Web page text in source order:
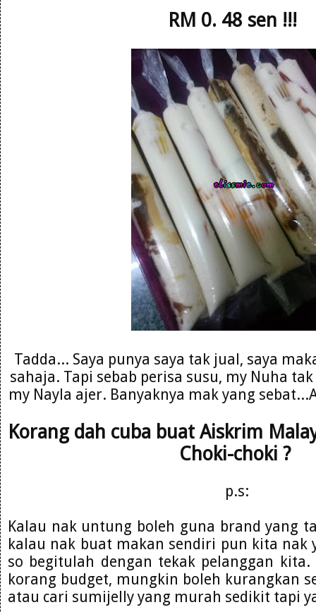
RM 0. 48 sen !!!
Tadda... Saya punya saya tak jual, saya
sahaja. Tapi sebab perisa susu, my Nuha
my Nayla ajer. Banyaknya mak yang
Korang dah cuba buat Aiskrim
Choki-choki ?
p.s:
Kalau nak untung boleh guna brand yang
kalau nak buat makan sendiri pun kita nak
so begitulah dengan tekak pelanggan
korang budget, mungkin boleh kurangkan
atau cari sumijelly yang murah sedikit tapi